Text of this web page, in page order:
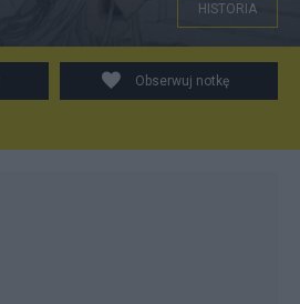
HISTORIA
Obserwuj notkę